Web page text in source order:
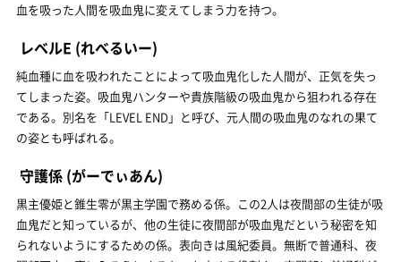
血を吸った人間を吸血鬼に変えてしまう力を持つ。
レベルE (れべるいー)
純血種に血を吸われたことによって吸血鬼化した人間が、正気を失っ
てしまった姿。吸血鬼ハンターや貴族階級の吸血鬼から狙われる存在
である。別名を「LEVEL END」と呼び、元人間の吸血鬼のなれの果て
の姿とも呼ばれる。
守護係 (がーでぃあん)
黒主優姫と錐生零が黒主学園で務める係。この2人は夜間部の生徒が吸
血鬼だと知っているが、他の生徒に夜間部が吸血鬼だという秘密を知
られないようにするための係。表向きは風紀委員。無断で普通科、夜